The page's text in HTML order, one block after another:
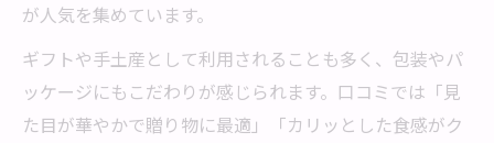
が人気を集めています。
ギフトや手土産として利用されることも多く、包装やパ
ッケージにもこだわりが感じられます。口コミでは「見
た目が華やかで贈り物に最適」「カリッとした食感がク